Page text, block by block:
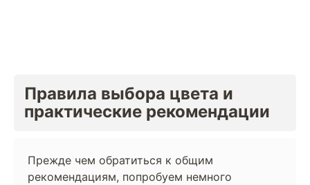
Правила выбора цвета и
практические рекомендации
Прежде чем обратиться к общим
рекомендациям, попробуем немного